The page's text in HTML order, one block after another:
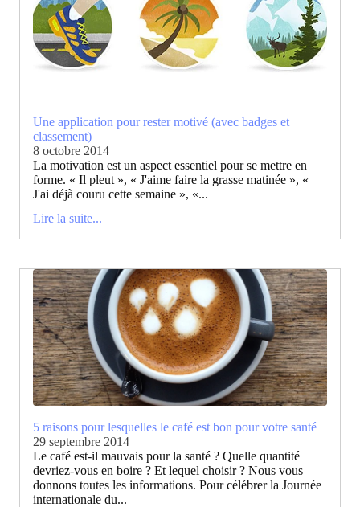
Une application pour rester motivé (avec badges et
classement)
8 octobre 2014
La motivation est un aspect essentiel pour se mettre en
forme. « Il pleut », « J'aime faire la grasse matinée », «
J'ai déjà couru cette semaine », «...
Lire la suite...
5 raisons pour lesquelles le café est bon pour votre santé
29 septembre 2014
Le café est-il mauvais pour la santé ? Quelle quantité
devriez-vous en boire ? Et lequel choisir ? Nous vous
donnons toutes les informations. Pour célébrer la Journée
internationale du...